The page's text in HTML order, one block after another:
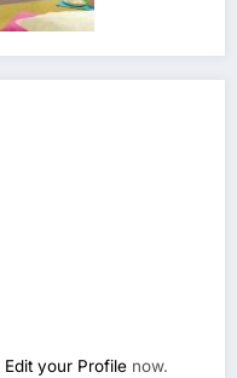
Edit your Profile now.